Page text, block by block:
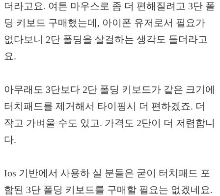
더라고요. 여튼 마우스로 좀 더 편해질려고 3단 폴
딩 키보드 구매했는데, 아이폰 유저로서 필요가
없다보니 2단 폴딩을 살걸하는 생각도 들더라고
요.
아무래도 3단보다 2단 폴딩 키보드가 같은 크기에
터치패드를 제거해서 타이핑시 더 편하겠죠. 더
작고 가벼울 수도 있고. 가격도 2단이 더 저렴합니
다.
Ios 기반에서 사용하 실 분들은 굳이 터치패드 포
함된 3단 폴딩 키보드를 구매할 필요는 없겠네요.